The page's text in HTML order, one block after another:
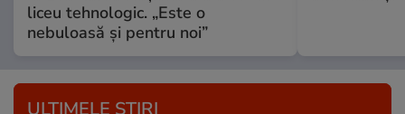
liceu tehnologic. „Este o
nebuloasă și pentru noi”